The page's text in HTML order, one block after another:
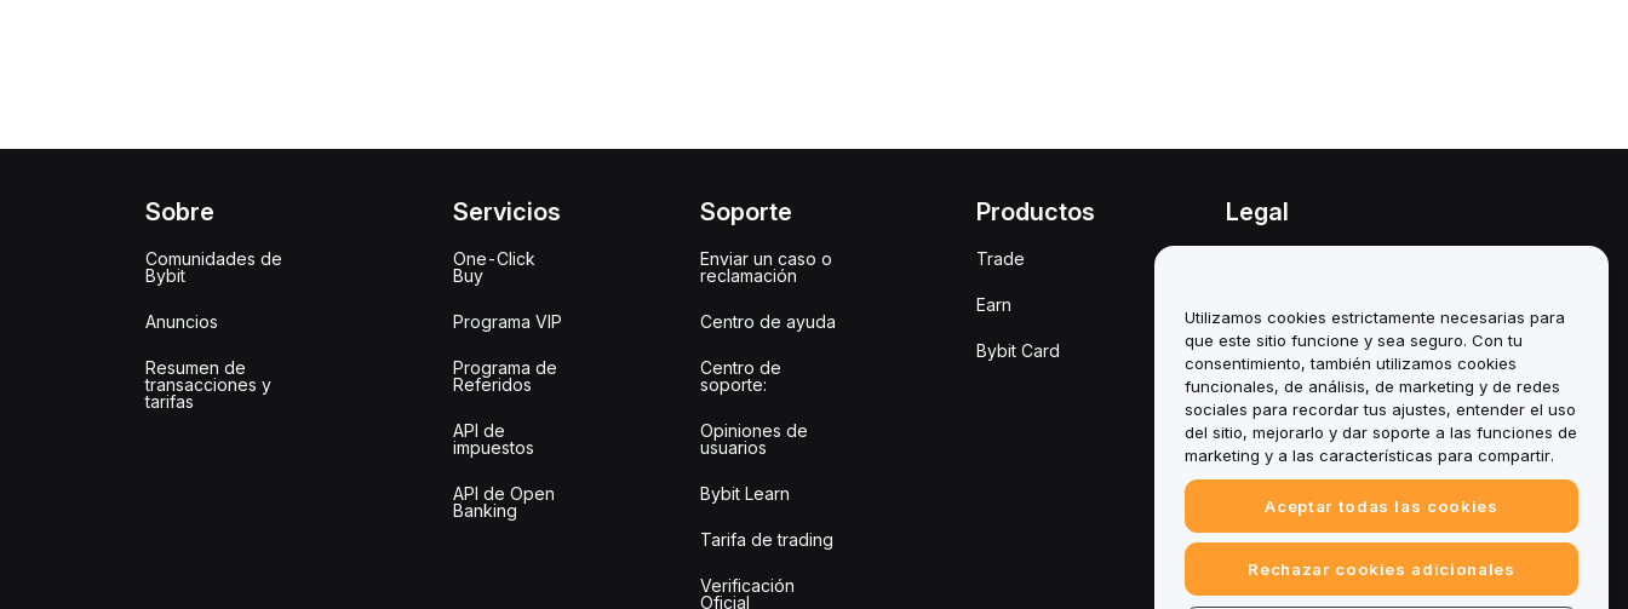
Sobre
Comunidades de
Bybit
Anuncios
Resumen de
transacciones y
tarifas
Servicios
One-Click
Buy
Programa VIP
Programa de
Referidos
API de
impuestos
API de Open
Banking
Soporte
Enviar un caso o
reclamación
Centro de ayuda
Centro de
soporte:
Opiniones de
usuarios
Bybit Learn
Tarifa de trading
Verificación
Oficial
Productos
Trade
Earn
Bybit Card
Legal
Resumen de la política de
custodia y administración
Información sobre ESG
Documentos técnicos de
criptoactivos
Utilizamos cookies estrictamente necesarias para
que este sitio funcione y sea seguro. Con tu
consentimiento, también utilizamos cookies
funcionales, de análisis, de marketing y de redes
sociales para recordar tus ajustes, entender el uso
del sitio, mejorarlo y dar soporte a las funciones de
marketing y a las características para compartir.
Aceptar todas las cookies
Rechazar cookies adicionales